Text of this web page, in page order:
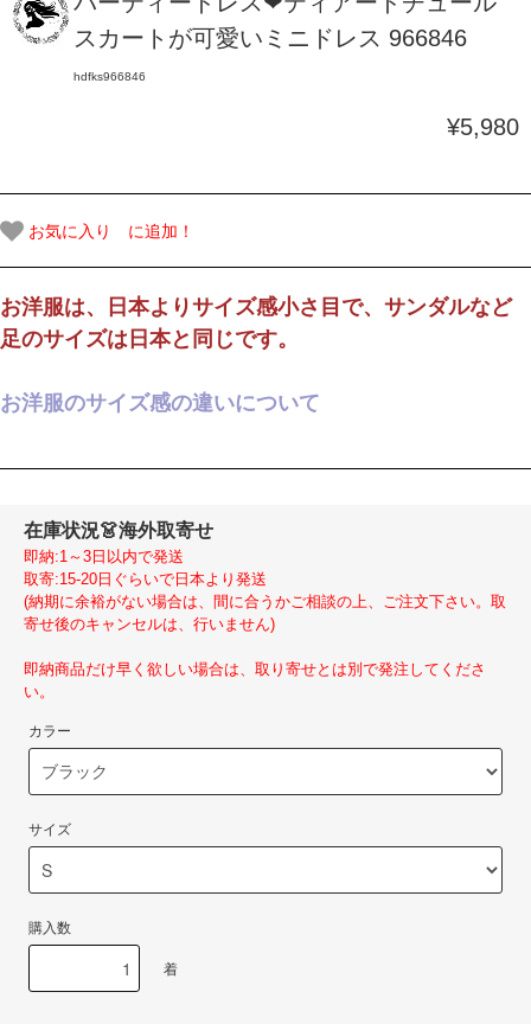
スカートが可愛いミニドレス 966846
hdfks966846
¥5,980
お気に入り に追加！
お洋服は、日本よりサイズ感小さ目で、サンダルなど
足のサイズは日本と同じです。
お洋服のサイズ感の違いについて
在庫状況👗海外取寄せ
即納:1～3日以内で発送
取寄:15-20日ぐらいで日本より発送
(納期に余裕がない場合は、間に合うかご相談の上、ご注文下さい。取
寄せ後のキャンセルは、行いません)
即納商品だけ早く欲しい場合は、取り寄せとは別で発注してくださ
い。
カラー
サイズ
購入数
着